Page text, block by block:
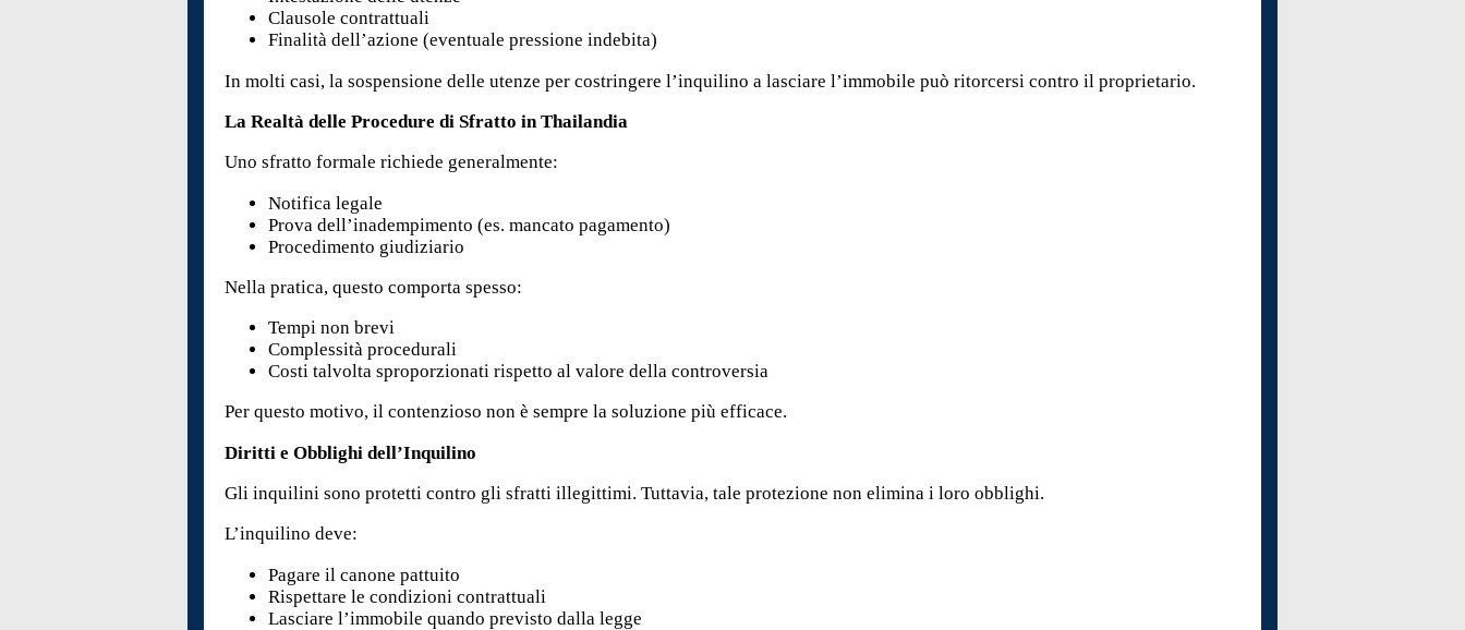
Clausole contrattuali
Finalità dell’azione (eventuale pressione indebita)
In molti casi, la sospensione delle utenze per costringere l’inquilino a lasciare l’immobile può ritorcersi contro il proprietario.
La Realtà delle Procedure di Sfratto in Thailandia
Uno sfratto formale richiede generalmente:
Notifica legale
Prova dell’inadempimento (es. mancato pagamento)
Procedimento giudiziario
Nella pratica, questo comporta spesso:
Tempi non brevi
Complessità procedurali
Costi talvolta sproporzionati rispetto al valore della controversia
Per questo motivo, il contenzioso non è sempre la soluzione più efficace.
Diritti e Obblighi dell’Inquilino
Gli inquilini sono protetti contro gli sfratti illegittimi. Tuttavia, tale protezione non elimina i loro obblighi.
L’inquilino deve:
Pagare il canone pattuito
Rispettare le condizioni contrattuali
Lasciare l’immobile quando previsto dalla legge